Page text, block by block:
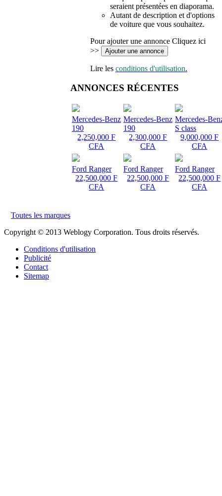
seraient présentées en diaporama.
Autant de description et d'options
de voiture que vous souhaitez.
Pour ajouter une annonce Cliquez ici
>>
Lire les conditions d'utilisation.
ANNONCES RÉCENTES
Mercedes-Benz
190
2,250,000 F
CFA
Mercedes-Benz
190
2,300,000 F
CFA
Mercedes-
S class
9,000,000 F
CFA
Ford Ranger
22,500,000 F
CFA
Ford Ranger
22,500,000 F
CFA
Ford Ranger
22,500,000 F
CFA
Toutes les marques
Copyright © 2013 Weblogy Corporation. Tous droits réservés.
Conditions d'utilisation
Publicité
Contact
Sitemap